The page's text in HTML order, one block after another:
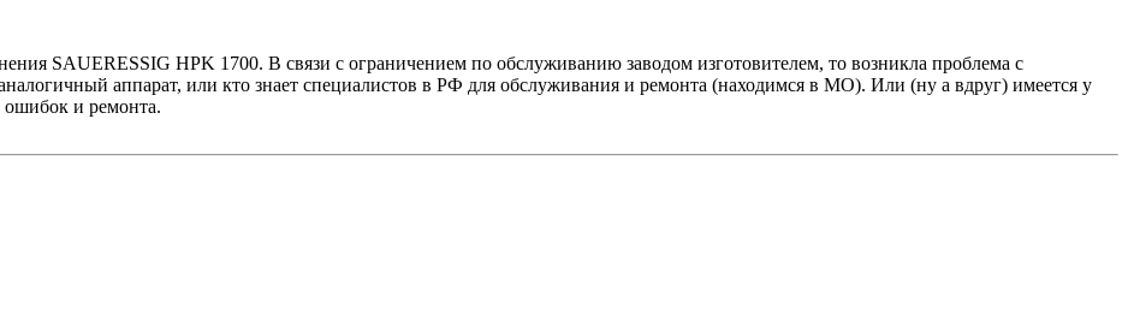
SAUERESSIG HPK 1700. В связи с ограничением по обслуживанию заводом изготовителем, то возникла проблема с
аппарат, или кто знает специалистов в РФ для обслуживания и ремонта (находимся в МО). Или (ну а вдруг) имеется у
ошибок и ремонта.